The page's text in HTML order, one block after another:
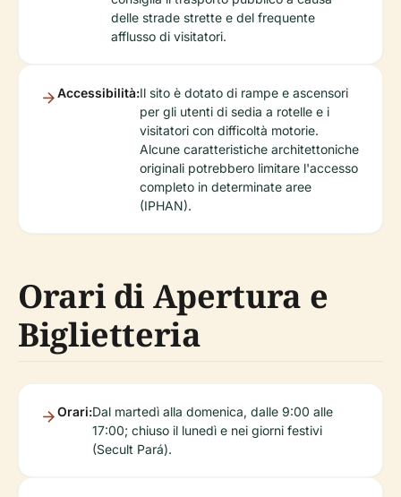
delle strade strette e del frequente
afflusso di visitatori.
Accessibilità:Il sito è dotato di rampe e ascensori
per gli utenti di sedia a rotelle e i
visitatori con difficoltà motorie.
Alcune caratteristiche architettoniche
originali potrebbero limitare l'accesso
completo in determinate aree
(IPHAN).
Orari di Apertura e
Biglietteria
Orari:Dal martedì alla domenica, dalle 9:00 alle
17:00; chiuso il lunedì e nei giorni festivi
(Secult Pará).